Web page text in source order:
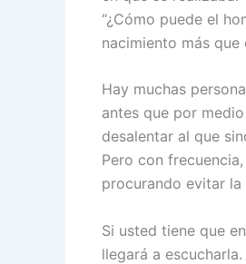
“¿Cómo puede el
nacimiento más que
Hay muchas
antes que por
desalentar al que
Pero con
procurando evitar
Si usted tiene que
llegará a